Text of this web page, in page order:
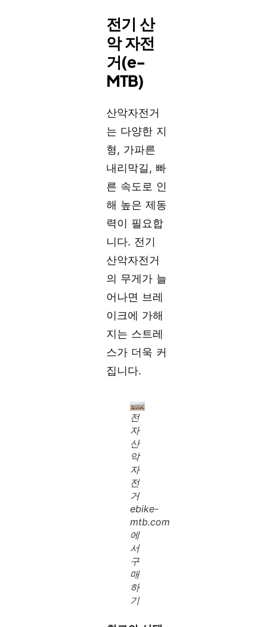
전기 산
악 자전
거(e-
MTB)
산악자전거
는 다양한 지
형, 가파른
내리막길, 빠
른 속도로 인
해 높은 제동
력이 필요합
니다. 전기
산악자전거
의 무게가 늘
어나면 브레
이크에 가해
지는 스트레
스가 더욱 커
집니다.
전
자
산
악
자
전
거
ebike-
mtb.com
에
서
구
매
하
기